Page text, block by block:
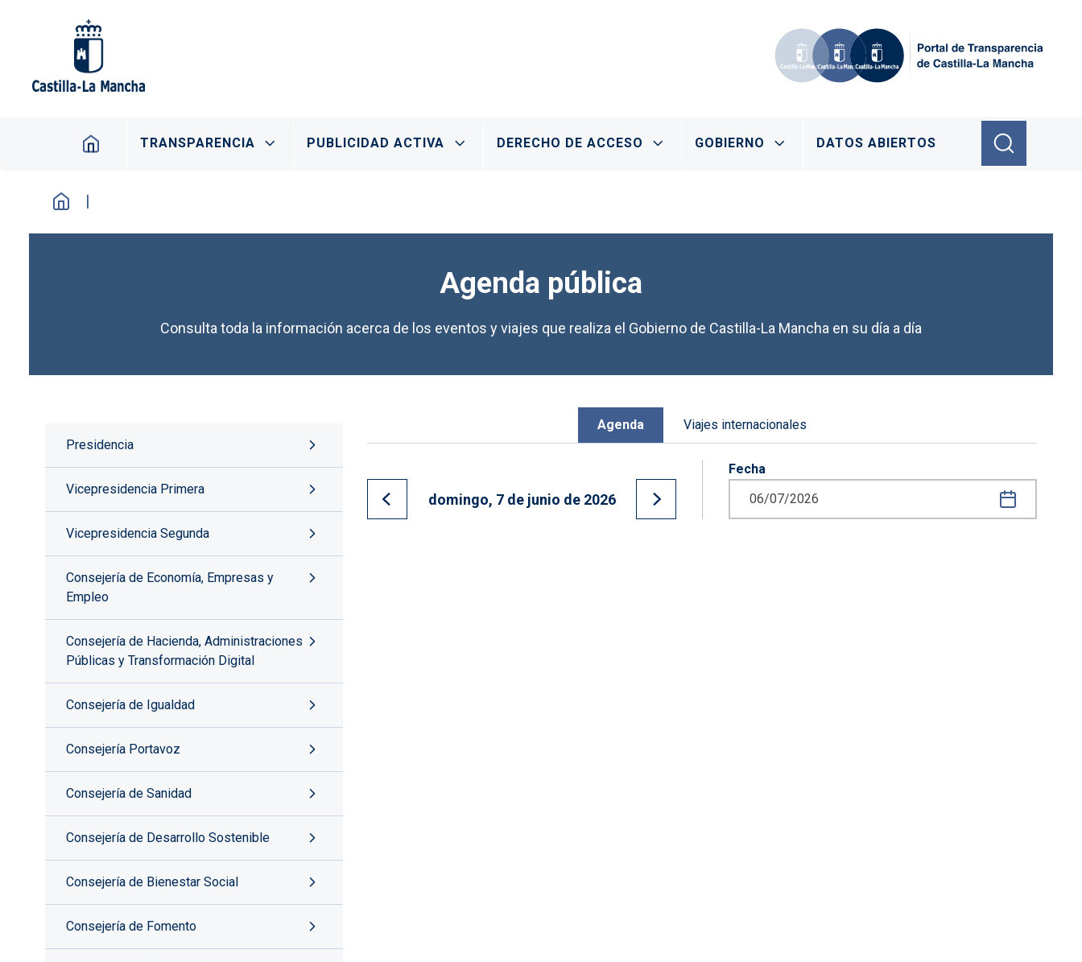
Navegación principal
TRANSPARENCIA PUBLICIDAD ACTIVA DERECHO DE ACCESO GOBIERNO DATOS ABIERTOS
Agenda pública
Consulta toda la información acerca de los eventos y viajes que realiza el Gobierno de Castilla-La Mancha en su día a día
Presidencia
Vicepresidencia Primera
Vicepresidencia Segunda
Consejería de Economía, Empresas y
Empleo
Consejería de Hacienda, Administraciones
Públicas y Transformación Digital
Consejería de Igualdad
Consejería Portavoz
Consejería de Sanidad
Consejería de Desarrollo Sostenible
Consejería de Bienestar Social
Consejería de Fomento
Agenda Viajes internacionales
Ir al día anterior
domingo, 7 de junio de 2026
Ir al día siguiente
Fecha